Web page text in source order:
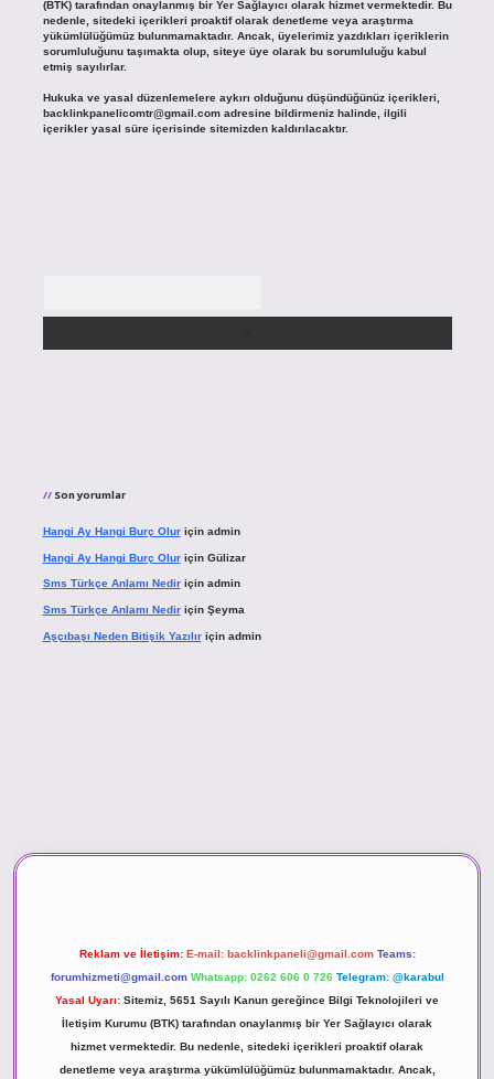
(BTK) tarafından onaylanmış bir Yer Sağlayıcı olarak hizmet vermektedir. Bu
nedenle, sitedeki içerikleri proaktif olarak denetleme veya araştırma
yükümlülüğümüz bulunmamaktadır. Ancak, üyelerimiz yazdıkları içeriklerin
sorumluluğunu taşımakta olup, siteye üye olarak bu sorumluluğu kabul
etmiş sayılırlar.
Hukuka ve yasal düzenlemelere aykırı olduğunu düşündüğünüz içerikleri,
backlinkpanelicomtr@gmail.comadresine bildirmeniz halinde, ilgili
içerikler yasal süre içerisinde sitemizden kaldırılacaktır.
Son yorumlar
Hangi Ay Hangi Burç Oluriçin admin
Hangi Ay Hangi Burç Oluriçin Gülizar
Sms Türkçe Anlamı Nediriçin admin
Sms Türkçe Anlamı Nediriçin Şeyma
Aşçıbaşı Neden Bitişik Yazılıriçin admin
Reklam ve İletişim: E-mail: backlinkpaneli@gmail.com Teams:
forumhizmeti@gmail.com Whatsapp: 0262 606 0 726 Telegram: @karabul
Yasal Uyarı: Sitemiz, 5651 Sayılı Kanun gereğince Bilgi Teknolojileri ve
İletişim Kurumu (BTK) tarafından onaylanmış bir Yer Sağlayıcı olarak
hizmet vermektedir. Bu nedenle, sitedeki içerikleri proaktif olarak
denetleme veya araştırma yükümlülüğümüz bulunmamaktadır. Ancak,